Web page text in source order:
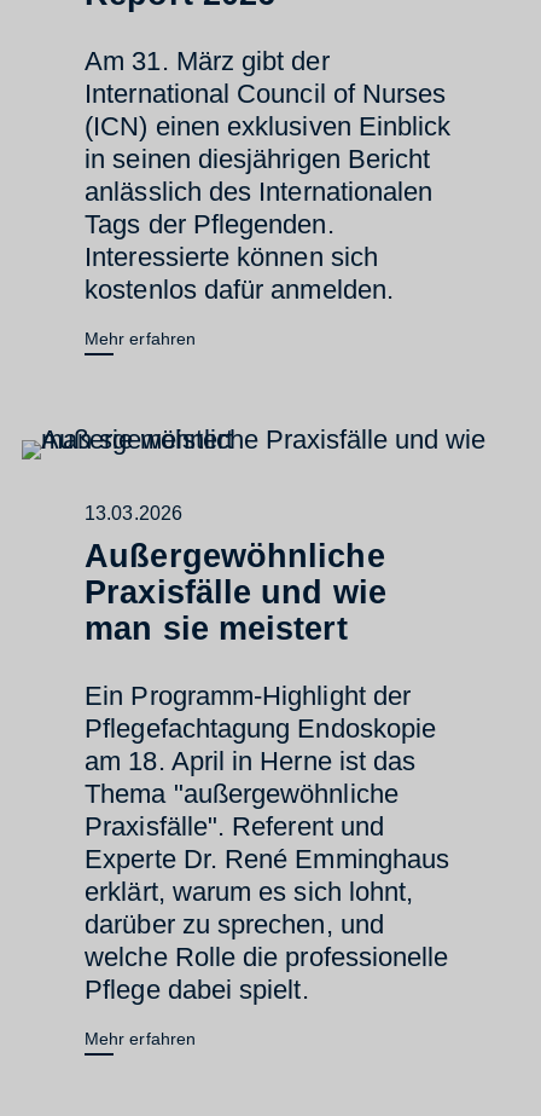
Am 31. März gibt der
International Council of Nurses
(ICN) einen exklusiven Einblick
in seinen diesjährigen Bericht
anlässlich des Internationalen
Tags der Pflegenden.
Interessierte können sich
kostenlos dafür anmelden.
Mehr erfahren
13.03.2026
Außergewöhnliche
Praxisfälle und wie
man sie meistert
Ein Programm-Highlight der
Pflegefachtagung Endoskopie
am 18. April in Herne ist das
Thema "außergewöhnliche
Praxisfälle". Referent und
Experte Dr. René Emminghaus
erklärt, warum es sich lohnt,
darüber zu sprechen, und
welche Rolle die professionelle
Pflege dabei spielt.
Mehr erfahren